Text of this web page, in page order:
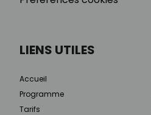
LIENS UTILES
Accueil
Programme
Tarifs